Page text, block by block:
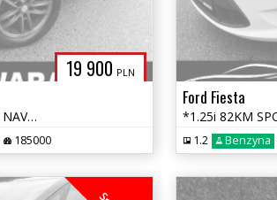
19 900 PLN
1.4T 140KM Cosmo Bi-XENON NAVI ALU PDC GRZ.FOTELE OPŁATY GWARANCJA
185000
Ford Fiesta
1.2 Benzyna